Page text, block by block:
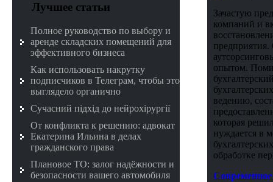
Лучшее статьи
Полное руководство по выбору и
аренде складских помещений для
эффективного бизнеса
Как использовать накрутку
подписчиков в Телеграм, чтобы это
выглядело органично
Сучасний підхід до нейрохірургії
От конфликта к решению: адвокат
Екатерина Ильина в делах
гражданского права
Плановое ТО: залог надёжности и
безопасности вашего автомобиля
Зачастую
компаний и
предприятия.
опытом.
ведению,
которая
нуждается в
обработке
Современное